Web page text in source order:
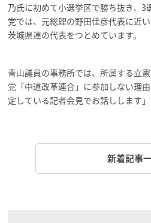
乃氏に初めて小選挙区で勝ち抜き、3
党では、元総理の野田佳彦代表に近
茨城県連の代表をつとめています。
青山議員の事務所では、所属する立
党「中道改革連合」に参加しない理
定している記者会見でお話しします」
新着記事